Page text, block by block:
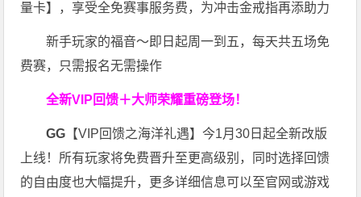
量卡】，享受全免赛事服务费，为冲击金戒指再添助力
新手玩家的福音～即日起周一到五，每天共五场免
费赛，只需报名无需操作
全新VIP回馈＋大师荣耀重磅登场！
GG 【VIP回馈之海洋礼遇】今1月30日起全新改版
上线！所有玩家将免费晋升至更高级别，同时选择回馈
的自由度也大幅提升，更多详细信息可以至官网或游戏